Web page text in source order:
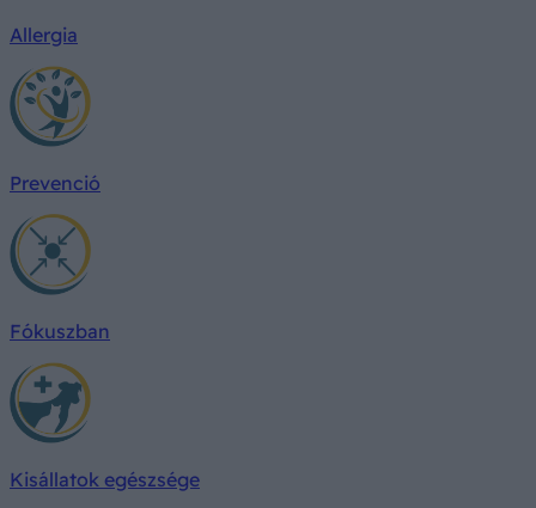
Allergia
Prevenció
Fókuszban
Kisállatok egészsége